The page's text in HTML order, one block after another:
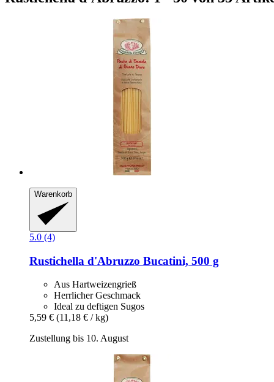
Warenkorb
5.0 (4)
Rustichella d'Abruzzo Bucatini, 500 g
Aus Hartweizengrieß
Herrlicher Geschmack
Ideal zu deftigen Sugos
5,59 € (11,18 € / kg)
Zustellung bis 10. August